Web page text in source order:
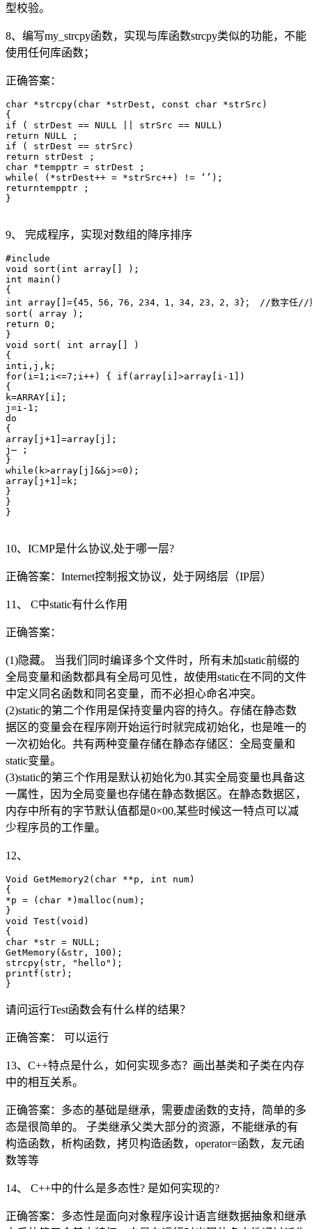
型校验。
8、编写my_strcpy函数，实现与库函数strcpy类似的功能，不能
使用任何库函数；
正确答案：
char *strcpy(char *strDest, const char *strSrc)
{
if ( strDest == NULL || strSrc == NULL)
return NULL ;
if ( strDest == strSrc)
return strDest ;
char *tempptr = strDest ;
while( (*strDest++ = *strSrc++) != ‘’);
returntempptr ;
}
9、 完成程序，实现对数组的降序排序
#include
void sort(int array[] );
int main()
{
int array[]={45，56，76，234，1，34，23，2，3}； //数字任//
sort( array );
return 0;
}
void sort( int array[] )
{
inti,j,k;
for(i=1;i<=7;i++) { if(array[i]>array[i-1])
{
k=ARRAY[i];
j=i-1;
do
{
array[j+1]=array[j];
j– ;
}
while(k>array[j]&&j>=0);
array[j+1]=k;
}
}
}
10、ICMP是什么协议,处于哪一层?
正确答案：Internet控制报文协议，处于网络层（IP层）
11、 C中static有什么作用
正确答案：
(1)隐藏。 当我们同时编译多个文件时，所有未加static前缀的
全局变量和函数都具有全局可见性，故使用static在不同的文件
中定义同名函数和同名变量，而不必担心命名冲突。
(2)static的第二个作用是保持变量内容的持久。存储在静态数
据区的变量会在程序刚开始运行时就完成初始化，也是唯一的
一次初始化。共有两种变量存储在静态存储区：全局变量和
static变量。
(3)static的第三个作用是默认初始化为0.其实全局变量也具备这
一属性，因为全局变量也存储在静态数据区。在静态数据区，
内存中所有的字节默认值都是0×00,某些时候这一特点可以减
少程序员的工作量。
12、
Void GetMemory2(char **p, int num)
{
*p = (char *)malloc(num);
}
void Test(void)
{
char *str = NULL;
GetMemory(&str, 100);
strcpy(str, "hello");
printf(str);
请问运行Test函数会有什么样的结果？
正确答案： 可以运行
13、C++特点是什么，如何实现多态？画出基类和子类在内存
中的相互关系。
正确答案：多态的基础是继承，需要虚函数的支持，简单的多
态是很简单的。 子类继承父类大部分的资源，不能继承的有
构造函数，析构函数，拷贝构造函数，operator=函数，友元函
数等等
14、 C++中的什么是多态性? 是如何实现的?
正确答案：多态性是面向对象程序设计语言继数据抽象和继承